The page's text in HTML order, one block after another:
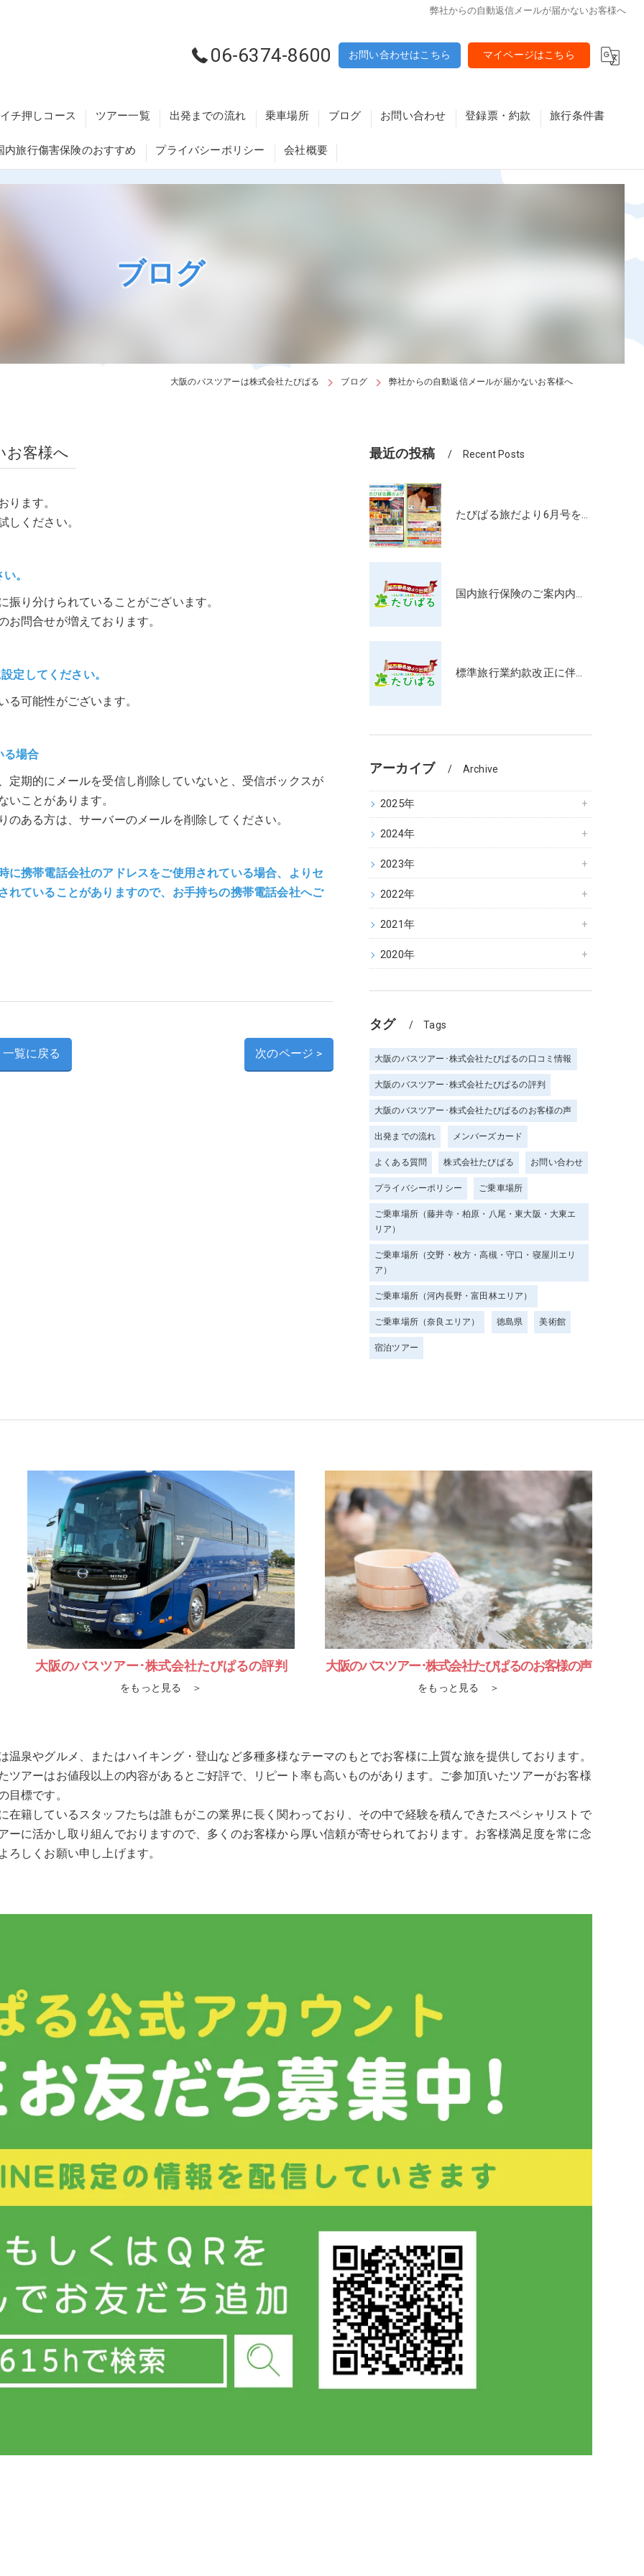
弊社からの自動返信メールが届かないお客様へ
06-6374-8600 お問い合わせはこちら マイページはこちら
チ押しコース ツアー一覧 出発までの流れ 乗車場所
藤井寺・柏原・八尾・東大阪・大東エリア
和歌山エリア
ブログ お問い合わせ 登録票・約款 旅行条件書
内旅行傷害保険のおすすめ プライバシーポリシー 会社概要
ブログ
大阪のバスツアーは株式会社たびぱる ブログ 弊社からの自動返信メールが届かないお客様へ
お客様へ
ります。
しください。
。
り分けられていることがございます。
問合せが増えております。
定してください。
可能性がございます。
る場合
定期的にメールを受信し削除していないと、受信ボックスが
いことがあります。
ある方は、サーバーのメールを削除してください。
携帯電話会社のアドレスをご使用されている場合、よりセ
れていることがありますので、お手持ちの携帯電話会社へご
一覧に戻る 次のページ >
最近の投稿 Recent Posts
たびぱる旅だより6月号を発行しました🎐
国内旅行保険のご案内内容更新のお知らせ
標準旅行業約款改正に伴う掲載内容更新のお知らせ
アーカイブ Archive
2025年
2024年
2023年
2022年
2021年
2020年
タグ Tags
大阪のバスツアー･株式会社たびぱるの口コミ情報
大阪のバスツアー･株式会社たびぱるの評判
大阪のバスツアー･株式会社たびぱるのお客様の声
出発までの流れ メンバーズカード
よくある質問 株式会社たびぱる お問い合わせ
プライバシーポリシー ご乗車場所
ご乗車場所（藤井寺・柏原・八尾・東大阪・大東エ
リア）
ご乗車場所（交野・枚方・高槻・守口・寝屋川エリ
ア）
ご乗車場所（河内長野・富田林エリア）
ご乗車場所（奈良エリア） 徳島県 美術館
宿泊ツアー
大阪のバスツアー･株式会社たびぱるの評判
をもっと見る ＞
大阪のバスツアー･株式会社たびぱるのお客様の声
をもっと見る ＞
温泉やグルメ、またはハイキング・登山など多種多様なテーマのもとでお客様に上質な旅を提供しております。
ツアーはお値段以上の内容があるとご好評で、リピート率も高いものがあります。ご参加頂いたツアーがお客様
目標です。
在籍しているスタッフたちは誰もがこの業界に長く関わっており、その中で経験を積んできたスペシャリストで
ーに活かし取り組んでおりますので、多くのお客様から厚い信頼が寄せられております。お客様満足度を常に念
しくお願い申し上げます。